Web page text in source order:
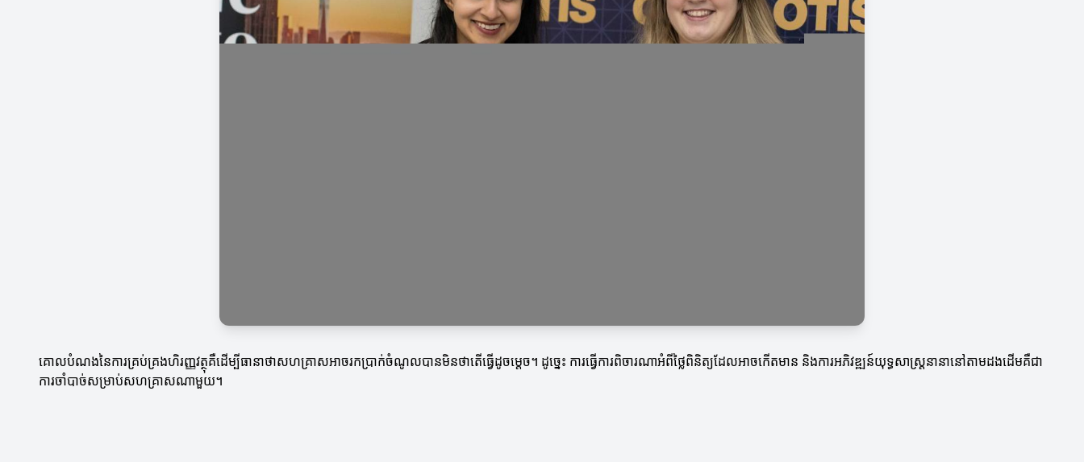
គោលបំណងនៃការគ្រប់គ្រងហិរញ្ញវត្ថុគឺដើម្បីធានាថាសហគ្រាសអាចរកប្រាក់ចំណូលបានមិនថាតើធ្វើដូចម្តេច។ ដូច្នេះ ការធ្វើការពិចារណាអំពីថ្លៃពិនិត្យដែលអាចកើតមាន និងការអភិវឌ្ឍន៍យុទ្ធសាស្ត្រនានានៅតាមដងដើមគឺជា
ការចាំបាច់សម្រាប់សហគ្រាសណាមួយ។